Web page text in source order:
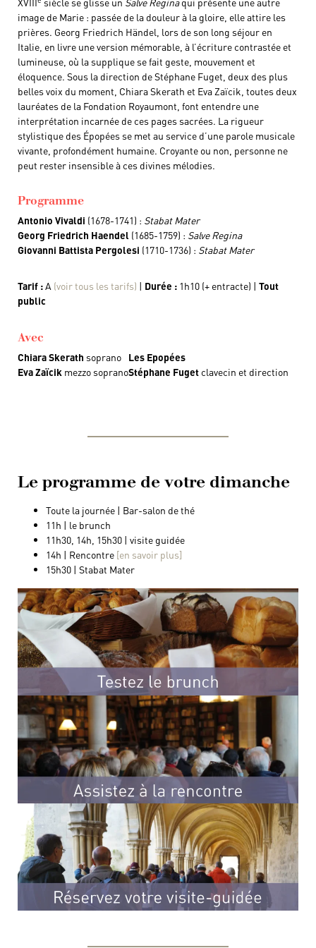
image de Marie : passée de la douleur à la gloire, elle attire les
prières. Georg Friedrich Händel, lors de son long séjour en
Italie, en livre une version mémorable, à l’écriture contrastée et
lumineuse, où la supplique se fait geste, mouvement et
éloquence. Sous la direction de Stéphane Fuget, deux des plus
belles voix du moment, Chiara Skerath et Eva Zaïcik, toutes deux
lauréates de la Fondation Royaumont, font entendre une
interprétation incarnée de ces pages sacrées. La rigueur
stylistique des Épopées se met au service d’une parole musicale
vivante, profondément humaine. Croyante ou non, personne ne
peut rester insensible à ces divines mélodies.
Programme
Antonio Vivaldi (1678-1741) : Stabat Mater
Georg Friedrich Haendel (1685-1759) : Salve Regina
Giovanni Battista Pergolesi (1710-1736) : Stabat Mater
Tarif :A (voir tous les tarifs) | Durée : 1h10 (+ entracte) | Tout
public
Avec
Chiara Skerath soprano
Eva Zaïcik mezzo soprano
Les Epopées
Stéphane Fuget clavecin et direction
Le programme de votre dimanche
Toute la journée | Bar-salon de thé
11h | le brunch
11h30, 14h, 15h30 | visite guidée
14h | Rencontre [en savoir plus]
15h30 | Stabat Mater